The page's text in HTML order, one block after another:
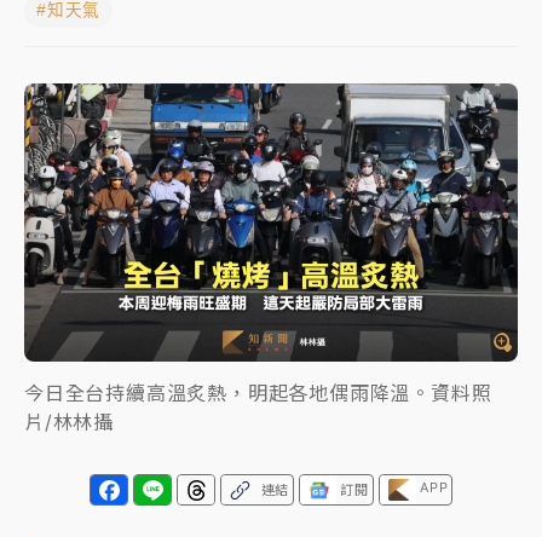
暑假過三周才推「E宿新北打卡趣」！抽獎程序複雜 觀
旅局回應了
中信慈善基金會想增加董事人數！辜仲諒向法院聲請遭
駁 理由曝光
故宮《龍藏經》特展第2檔！今線上預約開賣一度塞車
周六起展出延長至晚上7時
台東農業處長涉圖利渡假村！東檢抗告成功 今重開羈
押庭
父親節泡湯了！中颱白海豚雨彈轟3天 「紅到發紫」降
雨熱區曝
#知天氣
今日全台持續高溫炙熱，明起各地偶雨降溫。資料照
片/林林攝
連結 訂閱 APP